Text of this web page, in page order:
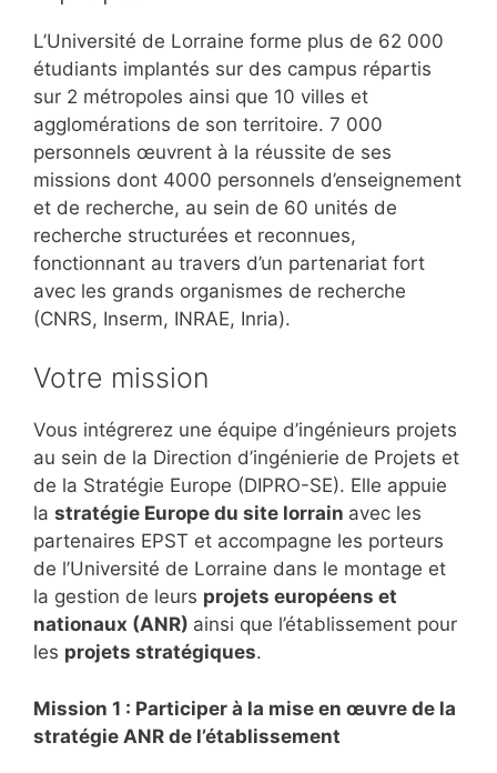
L’Université de Lorraine forme plus de 62 000
étudiants implantés sur des campus répartis
sur 2 métropoles ainsi que 10 villes et
agglomérations de son territoire. 7 000
personnels œuvrent à la réussite de ses
missions dont 4000 personnels d’enseignement
et de recherche, au sein de 60 unités de
recherche structurées et reconnues,
fonctionnant au travers d’un partenariat fort
avec les grands organismes de recherche
(CNRS, Inserm, INRAE, Inria).
Votre mission
Vous intégrerez une équipe d’ingénieurs projets
au sein de la Direction d’ingénierie de Projets et
de la Stratégie Europe (DIPRO-SE). Elle appuie
la stratégie Europe du site lorrain avec les
partenaires EPST et accompagne les porteurs
de l’Université de Lorraine dans le montage et
la gestion de leurs projets européens et
nationaux (ANR) ainsi que l’établissement pour
les projets stratégiques.
Mission 1 : Participer à la mise en œuvre de la
stratégie ANR de l’établissement